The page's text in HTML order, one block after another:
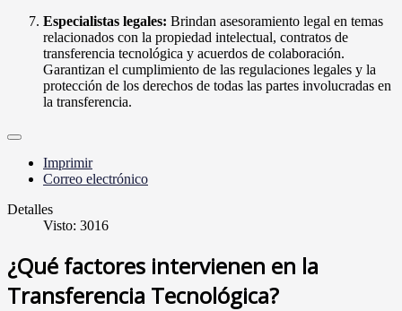
Especialistas legales: Brindan asesoramiento legal en temas
relacionados con la propiedad intelectual, contratos de
transferencia tecnológica y acuerdos de colaboración.
Garantizan el cumplimiento de las regulaciones legales y la
protección de los derechos de todas las partes involucradas en
la transferencia.
Imprimir
Correo electrónico
Detalles
Visto: 3016
¿Qué factores intervienen en la
Transferencia Tecnológica?